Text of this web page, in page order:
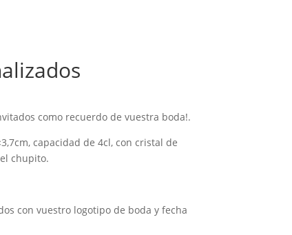
como recuerdo de vuestra boda!.
capacidad de 4cl, con cristal de
chupito.
con vuestro logotipo de boda y fecha